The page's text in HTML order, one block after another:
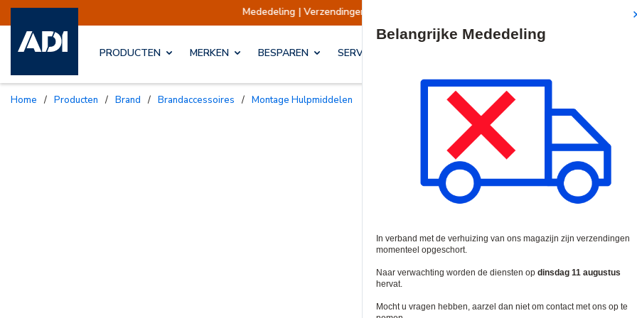
Mededeling | Verzendingen opgeschort
PRODUCTEN MERKEN BESPAREN SERVICES & OPLOSSINGEN
Home / Producten / Brand / Brandaccessoires / Montage Hulpmiddelen